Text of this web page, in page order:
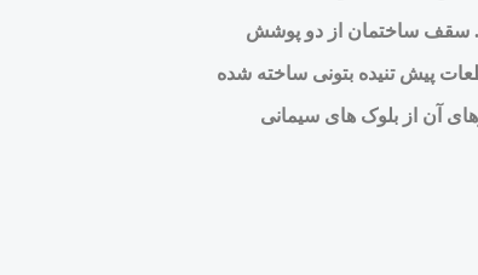
. سقف ساختمان از دو پوشش
آن از بلوک های سیمانی